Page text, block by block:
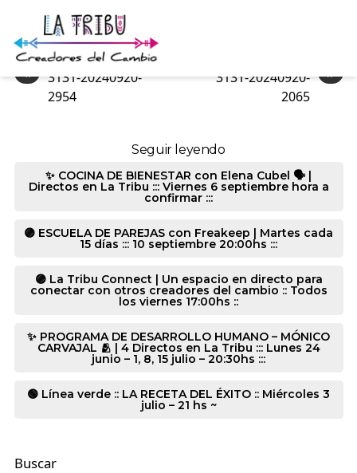
3131-20240920-2054
«
3131-20240920-
2954
»
3131-20240920-
2065
Seguir leyendo
✨ COCINA DE BIENESTAR con Elena Cubel 🗣️ |
Directos en La Tribu ::: Viernes 6 septiembre hora a
confirmar :::
🟣 ESCUELA DE PAREJAS con Freakeep | Martes cada
15 días ::: 10 septiembre 20:00hs :::
🟣 La Tribu Connect | Un espacio en directo para
conectar con otros creadores del cambio :: Todos
los viernes 17:00hs ::
✨ PROGRAMA DE DESARROLLO HUMANO – MÓNICO
CARVAJAL 🫂 | 4 Directos en La Tribu ::: Lunes 24
junio – 1, 8, 15 julio – 20:30hs :::
🟢 Línea verde :: LA RECETA DEL ÉXITO :: Miércoles 3
julio – 21 hs ~
Buscar